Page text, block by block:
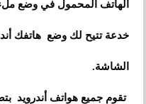
الهاتف المحمول في وضع
خدعة تتيح لك وضع هاتفك
الشاشة.
تقوم جميع هواتف أندرويد